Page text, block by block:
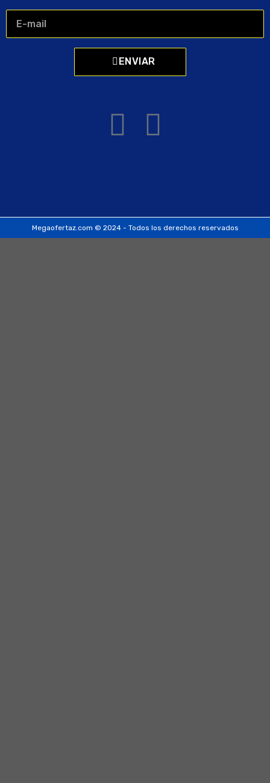
ENVIAR
Megaofertaz.com © 2024 - Todos los derechos reservados